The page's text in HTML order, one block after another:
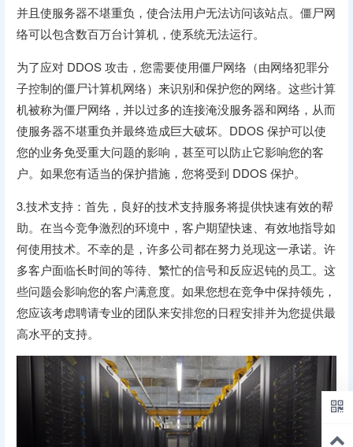
并且使服务器不堪重负，使合法用户无法访问该站点。僵尸网
络可以包含数百万台计算机，使系统无法运行。
为了应对 DDOS 攻击，您需要使用僵尸网络（由网络犯罪分
子控制的僵尸计算机网络）来识别和保护您的网络。这些计算
机被称为僵尸网络，并以过多的连接淹没服务器和网络，从而
使服务器不堪重负并最终造成巨大破坏。DDOS 保护可以使
您的业务免受重大问题的影响，甚至可以防止它影响您的客
户。如果您有适当的保护措施，您将受到 DDOS 保护。
3.技术支持：首先，良好的技术支持服务将提供快速有效的帮
助。在当今竞争激烈的环境中，客户期望快速、有效地指导如
何使用技术。不幸的是，许多公司都在努力兑现这一承诺。许
多客户面临长时间的等待、繁忙的信号和反应迟钝的员工。这
些问题会影响您的客户满意度。如果您想在竞争中保持领先，
您应该考虑聘请专业的团队来安排您的日程安排并为您提供最
高水平的支持。